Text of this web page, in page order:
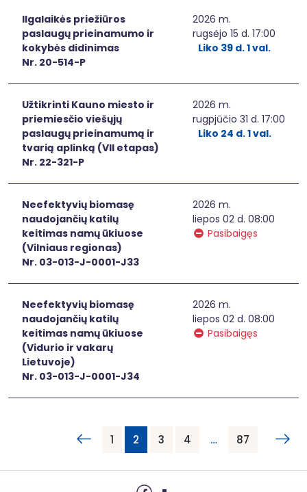
Ilgalaikės priežiūros
paslaugų prieinamumo ir
kokybės didinimas
Nr. 20-514-P
2026 m.
rugsėjo 15 d. 17:00
Liko 39 d. 1 val.
Užtikrinti Kauno miesto ir
priemiesčio viešųjų
paslaugų prieinamumą ir
tvarią aplinką (VII etapas)
Nr. 22-321-P
2026 m.
rugpjūčio 31 d. 17:00
Liko 24 d. 1 val.
Neefektyvių biomasę
naudojančių katilų
keitimas namų ūkiuose
(Vilniaus regionas)
Nr. 03-013-J-0001-J33
2026 m.
liepos 02 d. 08:00
Pasibaigęs
Neefektyvių biomasę
naudojančių katilų
keitimas namų ūkiuose
(Vidurio ir vakarų
Lietuvoje)
Nr. 03-013-J-0001-J34
2026 m.
liepos 02 d. 08:00
Pasibaigęs
1 2 3 4 … 87